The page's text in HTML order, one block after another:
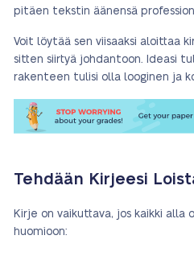
pitäen tekstin äänensä
Voit löytää sen viisaaksi aloittaa
sitten siirtyä johdantoon. Ideasi
rakenteen tulisi olla looginen ja
Tehdään Kirjeesi
Kirje on vaikuttava, jos kaikki
huomioon: